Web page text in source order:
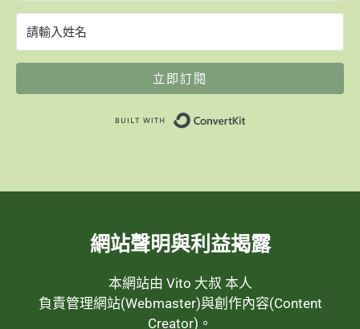
立即訂閱
網站聲明與利益揭露
本網站由 Vito 大叔 本人
負責管理網站(Webmaster)與創作內容(Content
Creator)。